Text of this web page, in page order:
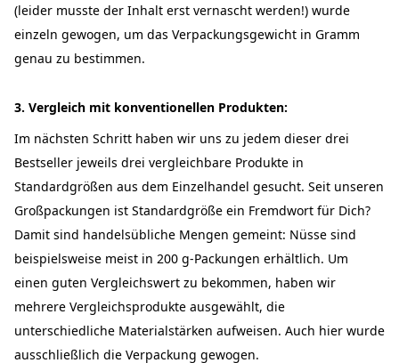
(leider musste der Inhalt erst vernascht werden!) wurde
einzeln gewogen, um das Verpackungsgewicht in Gramm
genau zu bestimmen.
3. Vergleich mit konventionellen Produkten:
Im nächsten Schritt haben wir uns zu jedem dieser drei
Bestseller jeweils drei vergleichbare Produkte in
Standardgrößen aus dem Einzelhandel gesucht. Seit unseren
Großpackungen ist Standardgröße ein Fremdwort für Dich?
Damit sind handelsübliche Mengen gemeint: Nüsse sind
beispielsweise meist in 200 g-Packungen erhältlich. Um
einen guten Vergleichswert zu bekommen, haben wir
mehrere Vergleichsprodukte ausgewählt, die
unterschiedliche Materialstärken aufweisen. Auch hier wurde
ausschließlich die Verpackung gewogen.